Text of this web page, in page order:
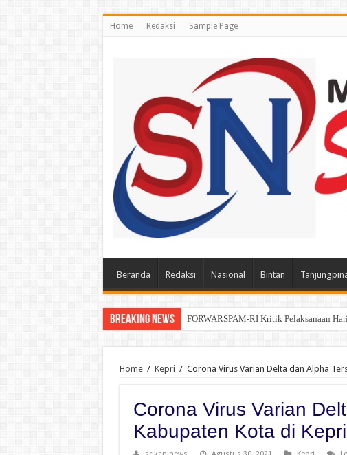
Home Redaksi Sample Page
Beranda Redaksi Nasional Bintan
Breaking News FORWARSPAM-RI Kritik Pelaksanaan
Kelalaian Panitia : Menginjak Injak
Home / Kepri / Corona Virus Varian Delta dan Alpha
Corona Virus Varian
Kabupaten Kota di Kepri